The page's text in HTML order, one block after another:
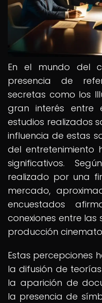
En el mundo del
presencia de
secretas como los
gran interés entre
estudios realizados
influencia de estas
del entretenimiento
significativos.
realizado por una
mercado,
encuestados
conexiones entre
producción
Estas percepciones
la difusión de
la aparición de
la presencia de